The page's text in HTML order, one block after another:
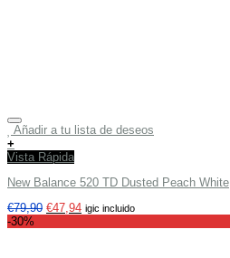
Añadir a tu lista de deseos
+
Vista Rápida
New Balance 520 TD Dusted Peach White
€79,90 €47,94 igic incluido
-30%